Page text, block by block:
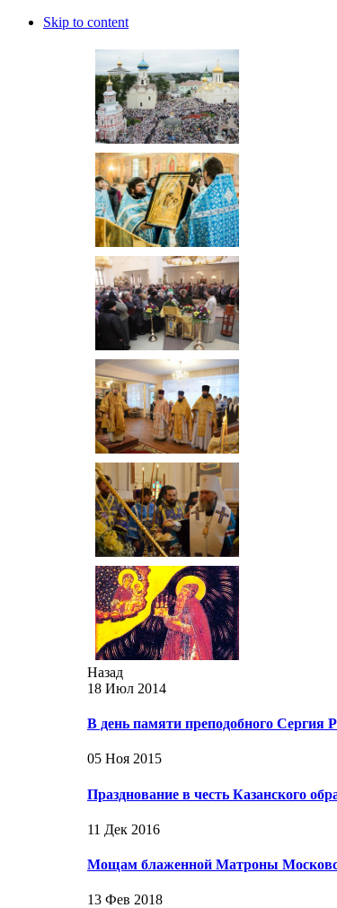
Skip to content
Назад
18 Июл 2014
В день памяти преподобного Сергия
05 Ноя 2015
Празднование в честь Казанского
11 Дек 2016
Мощам блаженной Матроны
13 Фев 2018